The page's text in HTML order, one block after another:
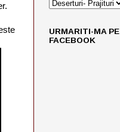
URMARITI-MA PE
FACEBOOK